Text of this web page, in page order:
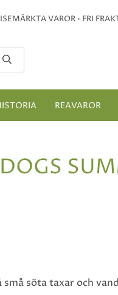
VAROR • FRI
REAVAROR
söta taxar och